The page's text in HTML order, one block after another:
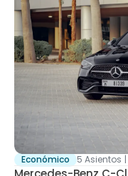
Económico 5 Asientos |